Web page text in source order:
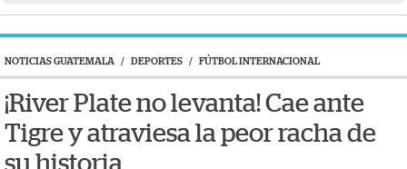
NOTICIAS GUATEMALA / DEPORTES / FÚTBOL INTERNACIONAL
¡River Plate no levanta! Cae ante
Tigre y atraviesa la peor racha de
su historia